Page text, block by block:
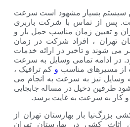
مشهود است سرعت
با شرکت باربری
زمان مناسب حمل بار و
شرکت در زمان
در ارائه خدمات
وسایل به سرعت
مناسب وکم ترافیک ،
سرعت به انجام می
در مساله جابجایی
به غایت برسد.
بهارستان تهران از
بهارستان تهران